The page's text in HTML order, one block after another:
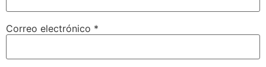
Correo electrónico *